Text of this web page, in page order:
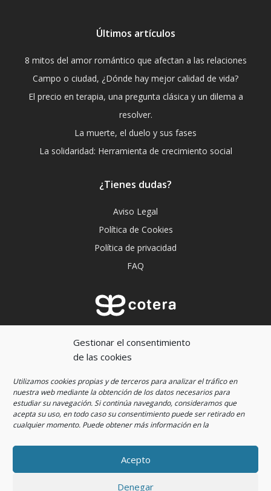
Gestionar el consentimiento
de las cookies
Utilizamos cookies propias y de terceros para analizar el tráfico en
nuestra web mediante la obtención de los datos necesarios para
estudiar su navegación. Si continúa navegando, consideramos que
acepta su uso, en todo caso su consentimiento puede ser retirado en
cualquier momento. Puede obtener más información en la
Acepto
Denegar
Últimos artículos
8 mitos del amor romántico que afectan a las relaciones
Campo o ciudad, ¿Dónde hay mejor calidad de vida?
El precio en terapia, una pregunta clásica y un dilema a
resolver.
La muerte, el duelo y sus fases
La solidaridad: Herramienta de crecimiento social
¿Tienes dudas?
Aviso Legal
Política de Cookies
Política de privacidad
FAQ
Aprender a escucharnos es imprescindible para
crecer.
© 2022 Cotera Educación by